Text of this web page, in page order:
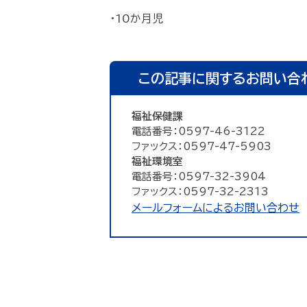
・10か月児
この記事に関するお問い合
福祉保健課
電話番号：0597-46-3122
ファックス：0597-47-5903
福祉環境室
電話番号：0597-32-3904
ファックス：0597-32-2313
メールフォームによるお問い合わせ